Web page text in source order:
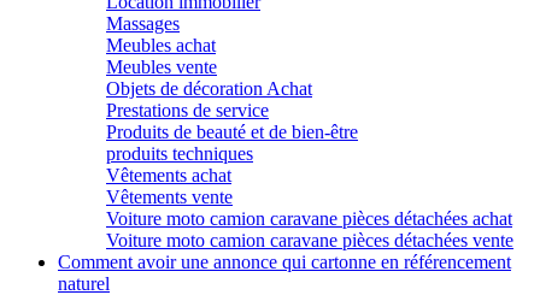
Massages
Meubles achat
Meubles vente
Objets de décoration Achat
Prestations de service
Produits de beauté et de bien-être
produits techniques
Vêtements achat
Vêtements vente
Voiture moto camion caravane pièces détachées achat
Voiture moto camion caravane pièces détachées vente
Comment avoir une annonce qui cartonne en référencement
naturel